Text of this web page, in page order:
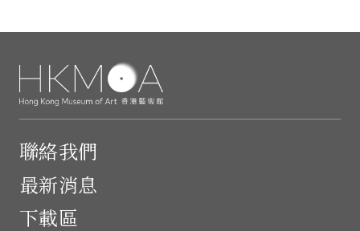
聯絡我們
最新消息
下載區